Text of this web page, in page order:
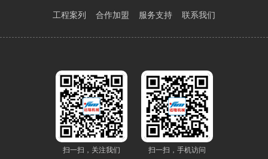
工程案列
合作加盟 服务支持 联系我们
扫一扫，关注我们 扫一扫，手机访问